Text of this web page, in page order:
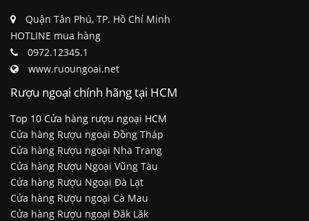
Quận Tân Phú, TP. Hồ Chí Minh
HOTLINE mua hàng
0972.12345.1
www.ruoungoai.net
Rượu ngoại chính hãng tại HCM
Top 10 Cửa hàng rượu ngoại HCM
Cửa hàng Rượu ngoại Đồng Tháp
Cửa hàng Rượu ngoại Nha Trang
Cửa hàng Rượu Ngoại Vũng Tàu
Cửa hàng Rượu Ngoại Đà Lạt
Cửa hàng Rượu ngoại Cà Mau
Cửa hàng Rượu ngoại Đăk Lăk